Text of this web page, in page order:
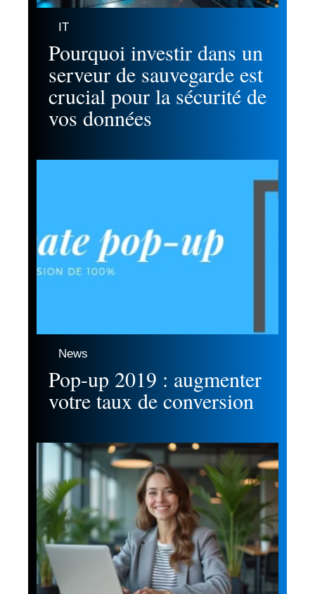
IT
Pourquoi investir dans un
serveur de sauvegarde est
crucial pour la sécurité de
vos données
News
Pop-up 2019 : augmenter
votre taux de conversion